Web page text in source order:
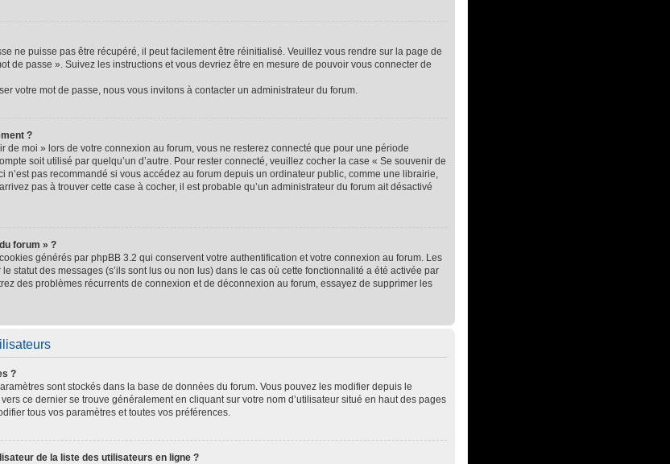
ne puisse pas être récupéré, il peut facilement être réinitialisé. Veuillez vous rendre sur la page de
de passe ». Suivez les instructions et vous devriez être en mesure de pouvoir vous connecter de
votre mot de passe, nous vous invitons à contacter un administrateur du forum.
?
de moi » lors de votre connexion au forum, vous ne resterez connecté que pour une période
soit utilisé par quelqu’un d’autre. Pour rester connecté, veuillez cocher la case « Se souvenir de
n’est pas recommandé si vous accédez au forum depuis un ordinateur public, comme une librairie,
pas à trouver cette case à cocher, il est probable qu’un administrateur du forum ait désactivé
forum » ?
générés par phpBB 3.2 qui conservent votre authentification et votre connexion au forum. Les
statut des messages (s’ils sont lus ou non lus) dans le cas où cette fonctionnalité a été activée par
des problèmes récurrents de connexion et de déconnexion au forum, essayez de supprimer les
?
sont stockés dans la base de données du forum. Vous pouvez les modifier depuis le
ce dernier se trouve généralement en cliquant sur votre nom d’utilisateur situé en haut des pages
tous vos paramètres et toutes vos préférences.
de la liste des utilisateurs en ligne ?